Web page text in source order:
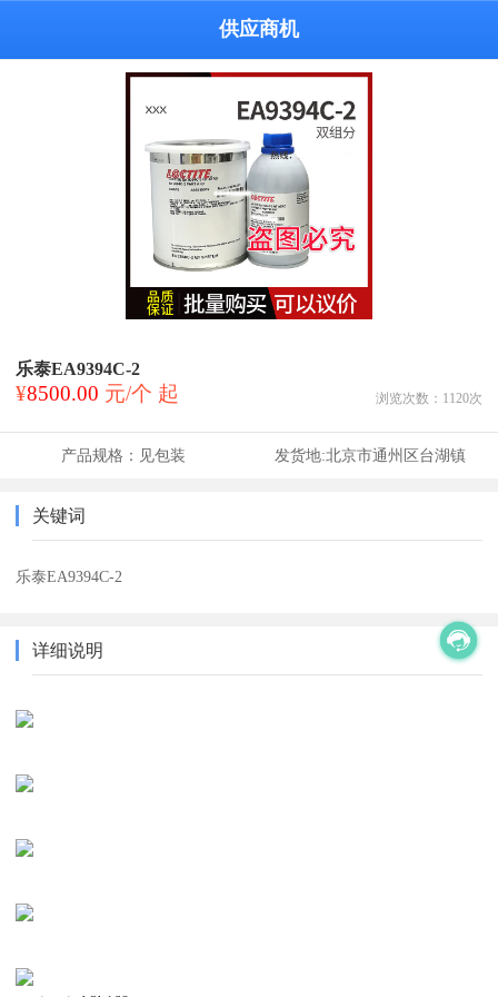
供应商机
乐泰EA9394C-2
¥8500.00 元/个 起 浏览次数： 1120次
产品规格： 见包装 发货地:北京市通州区台湖镇
关键词
乐泰EA9394C-2
详细说明